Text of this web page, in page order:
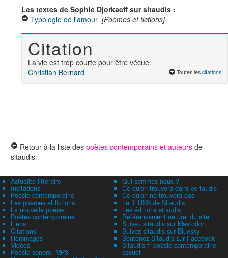
Les textes de Sophie Djorkaeff sur sitaudis :
Typologie de l'amour [Poèmes et fictions]
Citation
La vie est trop courte pour être vécue.
Christian Bernard
Toutes les citations
Retour à la liste des poètes contemporains et auteurs de
sitaudis
Actualité littéraire
Incitations
Poésie contemporaine
Les poèmes et fictions
La nouvelle poésie
Poètes contemporains
Liens
Citations
Hommages
Vidéos
Poésie sonore, MP3
Qui sommes-nous ?
Ce qu'on trouvera dans ce taudis
Ce qu'on ne trouvera pas
Le fil RSS de Sitaudis
Les éditions sitaudis
Référencement naturel du site
Suivez sitaudis sur Mastodon
Suivez sitaudis sur Bluesky
Soutenez Sitaudis sur Facebook
Sitaudis.fr poésie contemporaine,
accueil